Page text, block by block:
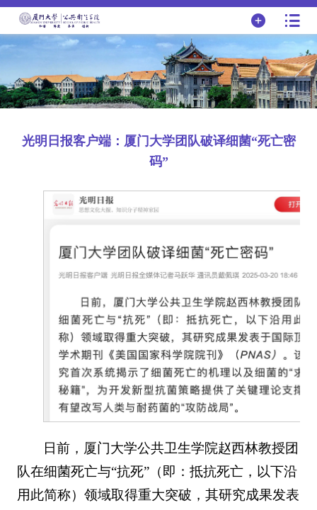
光明日报客户端：厦门大学团队破译细菌“死亡密
码”
日前，厦门大学公共卫生学院赵西林教授团
队在细菌死亡与“抗死”（即：抵抗死亡，以下沿
用此简称）领域取得重大突破，其研究成果发表